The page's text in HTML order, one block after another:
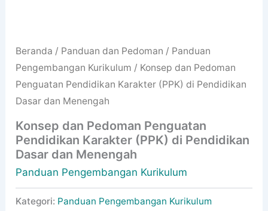
Beranda / Panduan dan Pedoman / Panduan
Pengembangan Kurikulum / Konsep dan Pedoman
Penguatan Pendidikan Karakter (PPK) di Pendidikan
Dasar dan Menengah
Konsep dan Pedoman Penguatan
Pendidikan Karakter (PPK) di Pendidikan
Dasar dan Menengah
Panduan Pengembangan Kurikulum
Kategori: Panduan Pengembangan Kurikulum